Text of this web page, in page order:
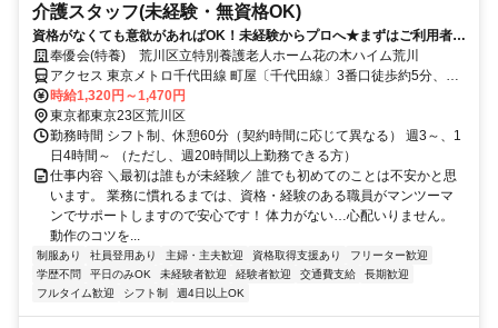
介護スタッフ(未経験・無資格OK)
資格がなくても意欲があればOK！未経験からプロへ★まずはご利用者様
のお顔とお名前を覚えるところから始めましょう【♪】
奉優会(特養) 荒川区立特別養護老人ホーム花の木ハイム荒川
アクセス 東京メトロ千代田線 町屋〔千代田線〕3番口徒歩約5分、京
成本線 新三河島徒歩約5分、都電荒川線 町屋二丁目徒歩約6分
時給1,320円～1,470円
東京都東京23区荒川区
勤務時間 シフト制、休憩60分（契約時間に応じて異なる） 週3～、1
日4時間～ （ただし、週20時間以上勤務できる方）
仕事内容 ＼最初は誰もが未経験／ 誰でも初めてのことは不安かと思
います。 業務に慣れるまでは、資格・経験のある職員がマンツーマ
ンでサポートしますので安心です！ 体力がない…心配いりません。
動作のコツを...
制服あり 社員登用あり 主婦・主夫歓迎 資格取得支援あり
フリーター歓迎
学歴不問
平日のみOK 未経験者歓迎 経験者歓迎 交通費支給
長期歓迎
フルタイム歓迎
シフト制 週4日以上OK